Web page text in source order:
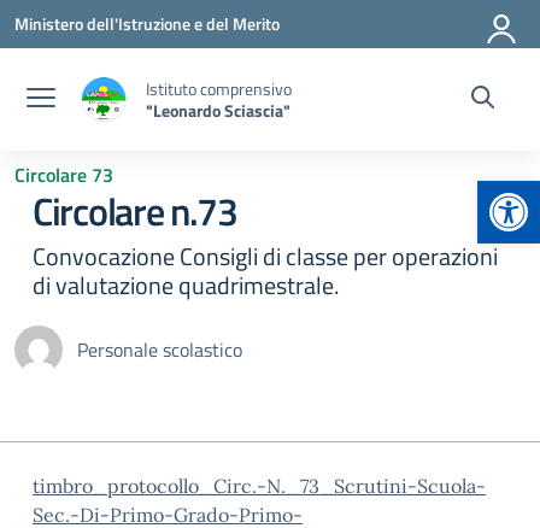
Vai ai contenuti
Vai al menu di navigazione
Vai al footer
Ministero dell'Istruzione e del Merito
Istituto comprensivo
"Leonardo Sciascia"
Circolare 73
Circolare n.73
Convocazione Consigli di classe per operazioni
di valutazione quadrimestrale.
Personale scolastico
timbro_protocollo_Circ.-N._73_Scrutini-Scuola-
Sec.-Di-Primo-Grado-Primo-